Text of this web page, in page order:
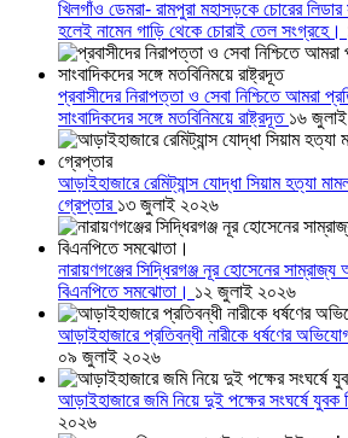
খিলগাঁও ডেমরা- রামপুরা মহাসড়কে চোরের
হলেই নামেন গাড়ি থেকে চোরাই তেল সংগ্রহে।
প্রবাসীদের নিরাপত্তা ও সেবা নিশ্চিতে আমরা
সাংবাদিকদের সঙ্গে মতবিনিময়ে রাষ্ট্রদূত ১৬
আড়াইহাজারে রেমিট্যান্স যোদ্ধা সিয়াম হত্যা
গ্রেপ্তার ১৩ জুলাই ২০২৬
নারায়ণগঞ্জের সিদ্ধিরগঞ্জ নূর হোসেনের সাম্রাজ্য
বিএনপিতে সমঝোতা। ১২ জুলাই ২০২৬
আড়াইহাজারে প্রতিবন্ধী নারীকে ধর্ষণের
০৯ জুলাই ২০২৬
আড়াইহাজারে জমি নিয়ে দুই পক্ষের সংঘর্ষে
২০২৬